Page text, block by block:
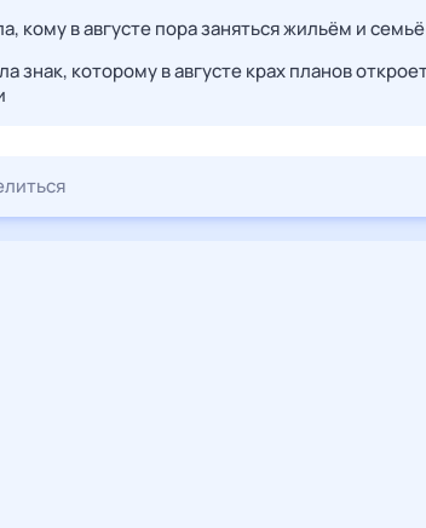
кому в августе пора заняться жильём и
знак, которому в августе крах планов